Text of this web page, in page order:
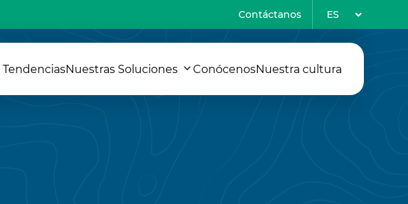
Contáctanos
Elegir
TendenciasNuestras Soluciones ConócenosNuestra cultura